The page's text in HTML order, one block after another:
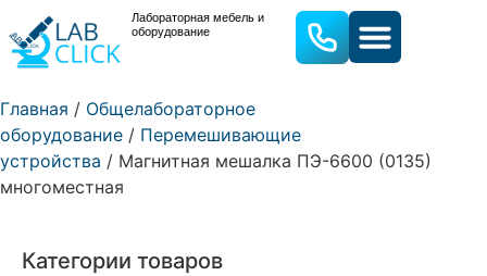
Лабораторная мебель и
оборудование
Главная / Общелабораторное
оборудование / Перемешивающие
устройства / Магнитная мешалка ПЭ-6600 (0135)
многоместная
Категории товаров